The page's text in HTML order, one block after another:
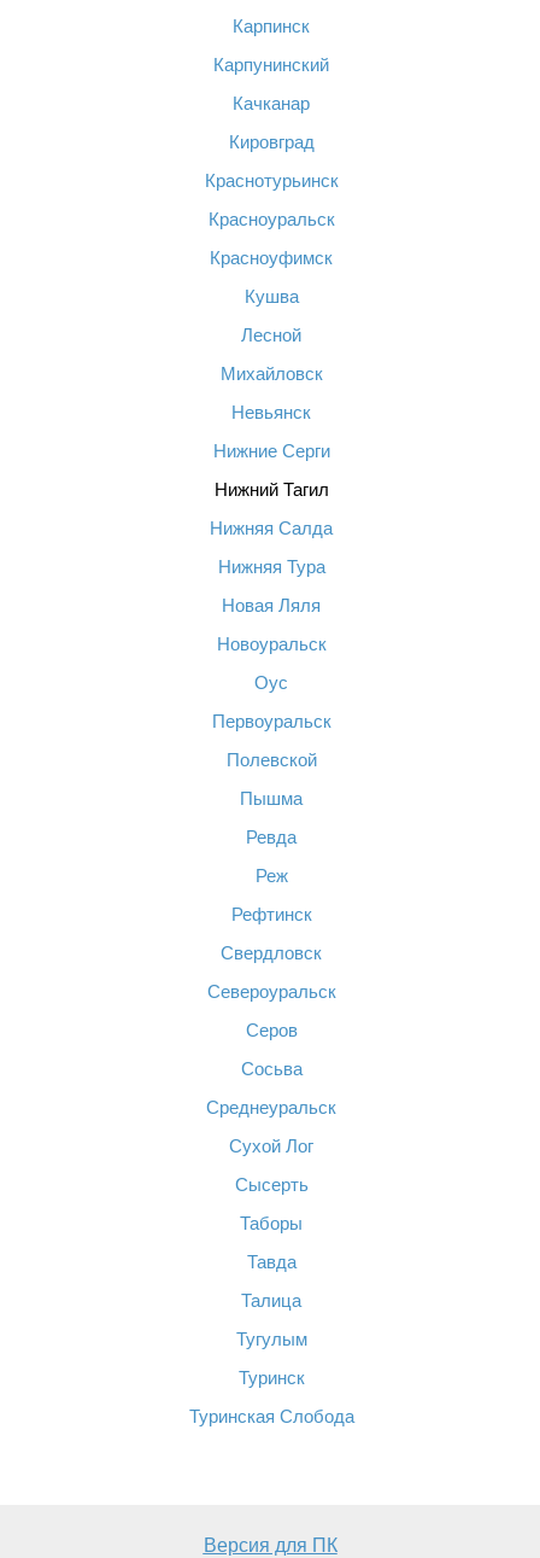
Карпинск
Карпунинский
Качканар
Кировград
Краснотурьинск
Красноуральск
Красноуфимск
Кушва
Лесной
Михайловск
Невьянск
Нижние Серги
Нижний Тагил
Нижняя Салда
Нижняя Тура
Новая Ляля
Новоуральск
Оус
Первоуральск
Полевской
Пышма
Ревда
Реж
Рефтинск
Свердловск
Североуральск
Серов
Сосьва
Среднеуральск
Сухой Лог
Сысерть
Таборы
Тавда
Талица
Тугулым
Туринск
Туринская Слобода
Версия для ПК